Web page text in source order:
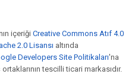
içeriği Creative Commons Atıf 4.0
2.0 Lisansı altında
Developers Site Politikaları'na
tescilli ticari markasıdır.